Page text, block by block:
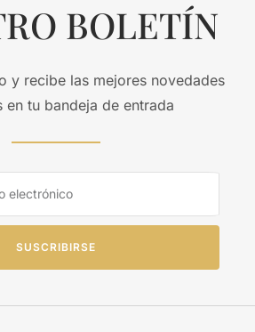
BOLETÍN
y recibe las mejores novedades
en tu bandeja de entrada
SUSCRIBIRSE